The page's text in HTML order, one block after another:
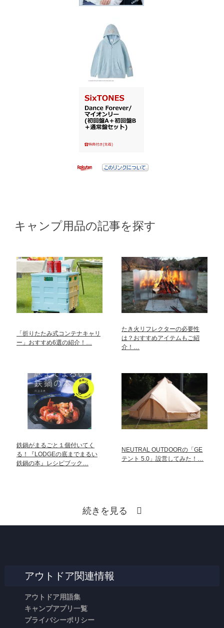
キャンプ用品の記事を探す
「折りたたみ式コンテナキャリ
ー」おすすめ6選の紹介！…
たき火リフレクターの必要性
は？おすすめアイテムもご紹
介！…
鉄鍋がまるごと１個付いてく
る！『LODGEの底までまるい
鉄鍋の本』レシピブック…
NEUTRAL OUTDOORの「GE
テント 5.0」設営してみた！…
続きを見る
アウトドア関連情報
アウトドア用語集
キャンプアプリ一覧
プライバシーポリシー